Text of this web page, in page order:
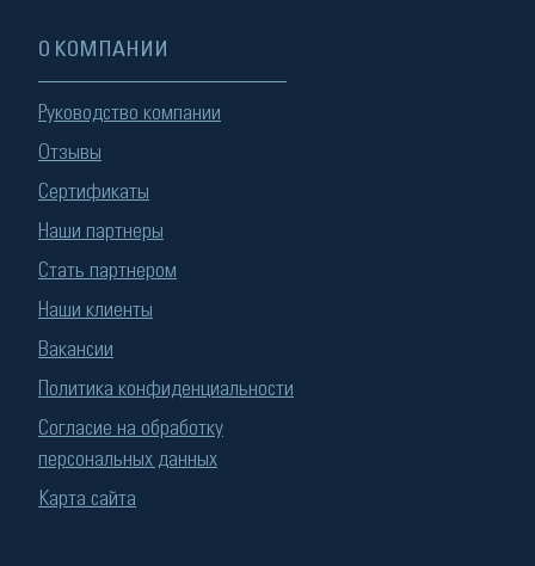
О КОМПАНИИ
Руководство компании
Отзывы
Сертификаты
Наши партнеры
Стать партнером
Наши клиенты
Вакансии
Политика конфиденциальности
Согласие на обработку
персональных данных
Карта сайта